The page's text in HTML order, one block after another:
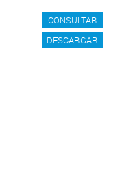
CONSULTAR
DESCARGAR